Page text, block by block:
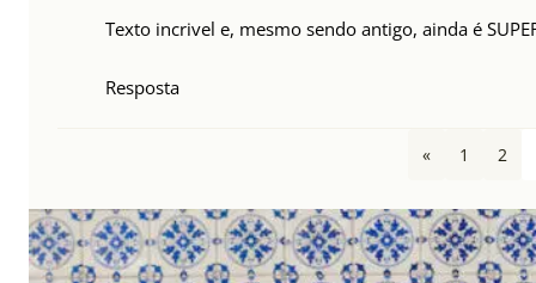
Texto incrivel e, mesmo sendo antigo, ainda é
Resposta
« 1 2